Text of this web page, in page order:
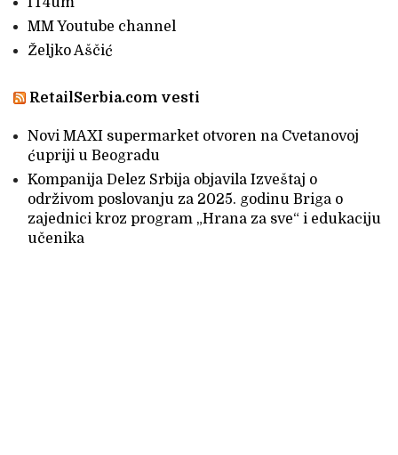
MM Youtube channel
Željko Aščić
RetailSerbia.com vesti
Novi MAXI supermarket otvoren na Cvetanovoj
ćupriji u Beogradu
Kompanija Delez Srbija objavila Izveštaj o
održivom poslovanju za 2025. godinu Briga o
zajednici kroz program „Hrana za sve“ i edukaciju
učenika